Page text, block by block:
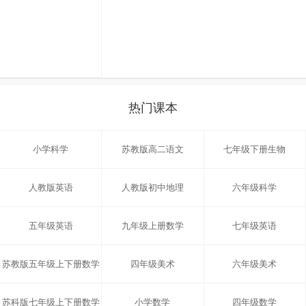
热门课本
小学科学 苏教版高二语文 七年级下册生物
人教版英语 人教版初中地理 六年级科学
五年级英语 九年级上册数学 七年级英语
苏教版五年级上下册数学 四年级美术 六年级美术
苏科版七年级上下册数学 小学数学 四年级数学